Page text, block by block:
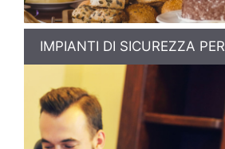
IMPIANTI DI SICUREZZA PER